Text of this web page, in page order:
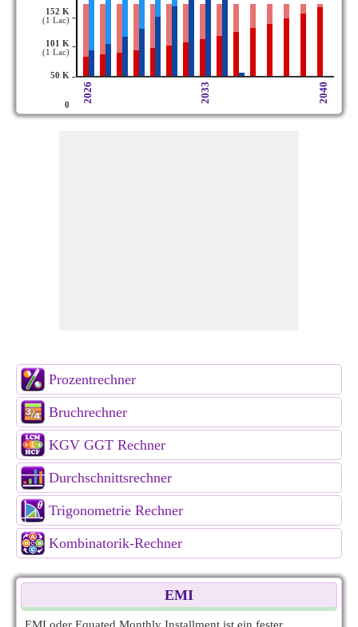
152 K
(1 Lac)
101 K
(1 Lac)
50 K
0
-
-
-
2026 2033 2040
Prozentrechner
Bruchrechner
KGV GGT Rechner
Durchschnittsrechner
Trigonometrie Rechner
Kombinatorik-Rechner
EMI